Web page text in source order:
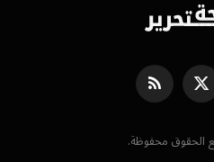
X
(Twitter)
RSS